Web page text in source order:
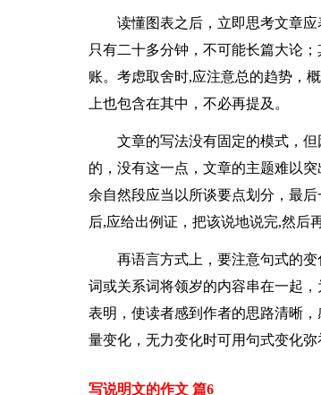
读懂图表之后，立即思考文章
只有二十多分钟，不可能长篇大论
账。考虑取舍时,应注意总的趋势，
上也包含在其中，不必再提及。
文章的写法没有固定的模式，
的，没有这一点，文章的主题难以
余自然段应当以所谈要点划分，最
后,应给出例证，把该说地说完,然后
再语言方式上，要注意句式的
词或关系词将领岁的内容串在一起
表明，使读者感到作者的思路清晰
量变化，无力变化时可用句式变化弥
写说明文的作文 篇6